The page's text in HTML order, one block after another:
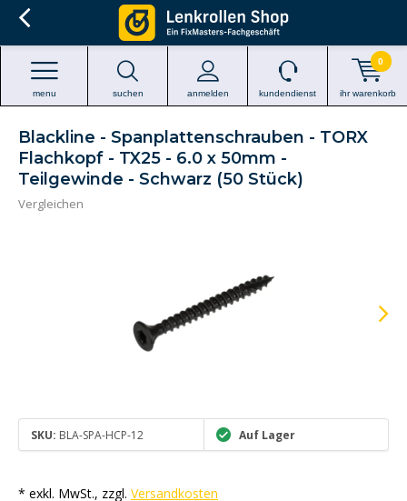
suchen anmelden
menu kundendienst ihr warenkorb
0
Blackline - Spanplattenschrauben - TORX
Flachkopf - TX25 - 6.0 x 50mm -
Teilgewinde - Schwarz (50 Stück)
Vergleichen
SKU: BLA-SPA-HCP-12 Auf Lager
* exkl. MwSt., zzgl. Versandkosten